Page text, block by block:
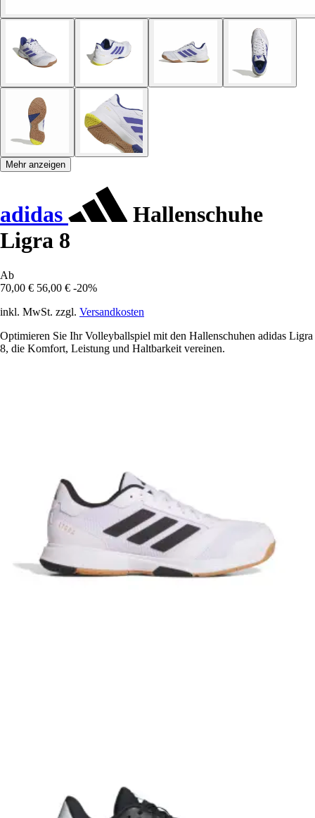
Mehr anzeigen
adidas
Hallenschuhe
Ligra 8
Ab
70,00 € 56,00 € -20%
inkl. MwSt. zzgl. Versandkosten
Optimieren Sie Ihr Volleyballspiel mit den Hallenschuhen adidas Ligra
8, die Komfort, Leistung und Haltbarkeit vereinen.